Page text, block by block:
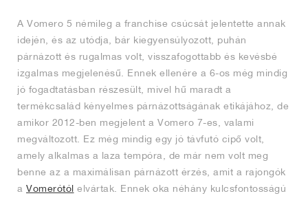
A Vomero 5 némileg a franchise csúcsát jelentette annak
idején, és az utódja, bár kiegyensúlyozott, puhán
párnázott és rugalmas volt, visszafogottabb és kevésbé
izgalmas megjelenésű. Ennek ellenére a 6-os még mindig
jó fogadtatásban részesült, mivel hű maradt a
termékcsalád kényelmes párnázottságának etikájához, de
amikor 2012-ben megjelent a Vomero 7-es, valami
megváltozott. Ez még mindig egy jó távfutó cipő volt,
amely alkalmas a laza tempóra, de már nem volt meg
benne az a maximálisan párnázott érzés, amit a rajongók
a Vomerótól elvártak. Ennek oka néhány kulcsfontosságú